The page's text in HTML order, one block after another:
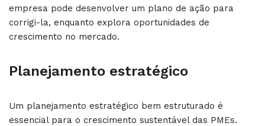
empresa pode desenvolver um plano de ação para
corrigi-la, enquanto explora oportunidades de
crescimento no mercado.
Planejamento estratégico
Um planejamento estratégico bem estruturado é
essencial para o crescimento sustentável das PMEs.